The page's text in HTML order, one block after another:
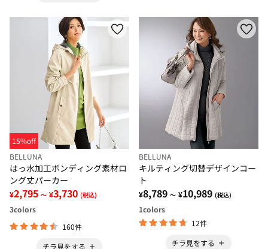
15%off
BELLUNA
はっ水加工ボンディング素材ロ
ング丈パーカー
¥2,795 ～ ¥3,730 (税込)
3colors
160件
チラ見をする
BELLUNA
キルティング切替デザインコー
ト
¥8,789 ～ ¥10,989 (税込)
1colors
12件
チラ見をする